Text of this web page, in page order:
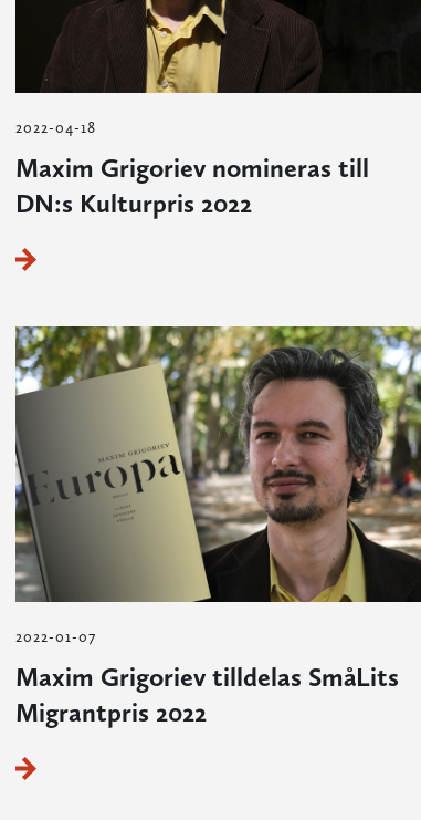
2022-04-18
Maxim Grigoriev nomineras till
DN:s Kulturpris 2022
2022-01-07
Maxim Grigoriev tilldelas SmåLits
Migrantpris 2022